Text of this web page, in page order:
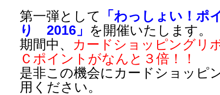
第一弾として
「わっしょい！ポ
り 2016」 を開催いたします。
期間中、 カードショッピングリ
Ｃポイントがなんと３倍！！
是非この機会にカードショッピ
用ください。